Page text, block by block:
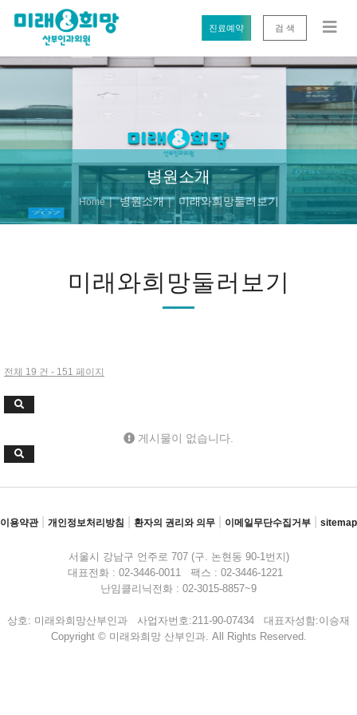
진료예약 검 색
병원소개
Home 병원소개 미래와희망둘러보기
미래와희망둘러보기
전체 19 건 - 151 페이지
게시물이 없습니다.
이용약관 개인정보처리방침 환자의 권리와 의무 이메일무단수집거부 sitemap
서울시 강남구 언주로 707 (구. 논현동 90-1번지)
대표전화 : 02-3446-0011 팩스 : 02-3446-1221
난임클리닉전화 : 02-3015-8857~9
상호: 미래와희망산부인과 사업자번호:211-90-07434 대표자성함:이승재
Copyright © 미래와희망 산부인과. All Rights Reserved.